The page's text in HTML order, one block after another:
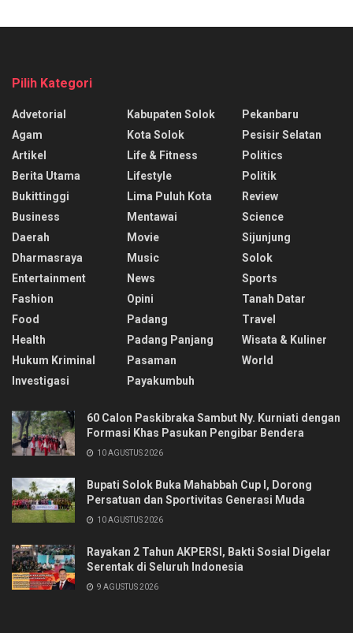
Pilih Kategori
Advetorial
Agam
Artikel
Berita Utama
Bukittinggi
Business
Daerah
Dharmasraya
Entertainment
Fashion
Food
Health
Hukum Kriminal
Investigasi
Kabupaten Solok
Kota Solok
Life & Fitness
Lifestyle
Lima Puluh Kota
Mentawai
Movie
Music
News
Opini
Padang
Padang Panjang
Pasaman
Payakumbuh
Pekanbaru
Pesisir Selatan
Politics
Politik
Review
Science
Sijunjung
Solok
Sports
Tanah Datar
Travel
Wisata & Kuliner
World
60 Calon Paskibraka Sambut Ny. Kurniati dengan
Formasi Khas Pasukan Pengibar Bendera
10 AGUSTUS 2026
Bupati Solok Buka Mahabbah Cup I, Dorong
Persatuan dan Sportivitas Generasi Muda
10 AGUSTUS 2026
Rayakan 2 Tahun AKPERSI, Bakti Sosial Digelar
Serentak di Seluruh Indonesia
9 AGUSTUS 2026